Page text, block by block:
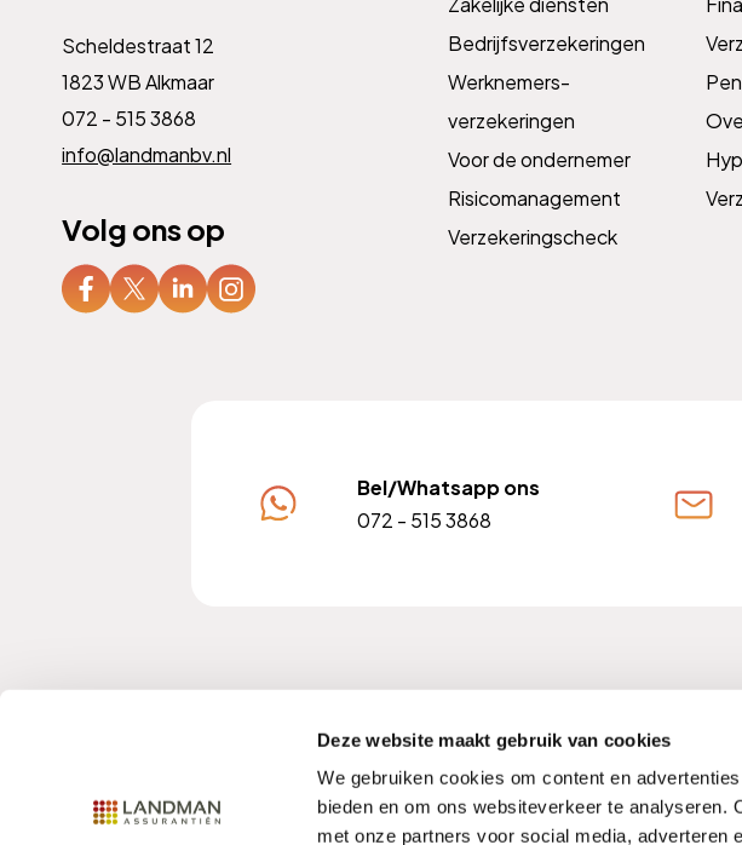
Deze website maakt gebruik van cookies
We gebruiken cookies om content en
bieden en om ons websiteverkeer te analyseren.
met onze partners voor social media, adverteren
Scheldestraat 12
1823 WB Alkmaar
072 - 515 3868
info@landmanbv.nl
Volg ons op
Bedrijfsverzekeringen
Werknemers­­
verzekeringen
Voor de ondernemer
Risicomanagement
Verzekeringscheck
Bel/Whatsapp ons
072 - 515 3868
Privacy Disclaimer Kwaliteitswaarborgen